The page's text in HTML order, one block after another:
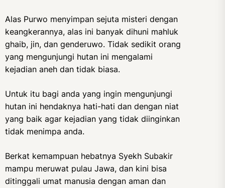
Alas Purwo menyimpan sejuta misteri dengan
keangkerannya, alas ini banyak dihuni mahluk
ghaib, jin, dan genderuwo. Tidak sedikit orang
yang mengunjungi hutan ini mengalami
kejadian aneh dan tidak biasa.
Untuk itu bagi anda yang ingin mengunjungi
hutan ini hendaknya hati-hati dan dengan niat
yang baik agar kejadian yang tidak diinginkan
tidak menimpa anda.
Berkat kemampuan hebatnya Syekh Subakir
mampu meruwat pulau Jawa, dan kini bisa
ditinggali umat manusia dengan aman dan